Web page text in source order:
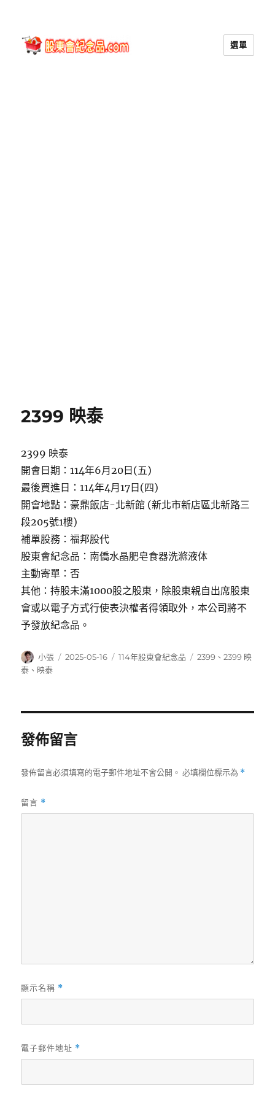
選單
2399 映泰
2399 映泰
開會日期：114年6月20日(五)
最後買進日：114年4月17日(四)
開會地點：豪鼎飯店-北新館 (新北市新店區北新路三
段205號1樓)
補單股務：福邦股代
股東會紀念品：南僑水晶肥皂食器洗滌液体
主動寄單：否
其他：持股未滿1000股之股東，除股東親自出席股東
會或以電子方式行使表決權者得領取外，本公司將不
予發放紀念品。
作
者
小張
發
2025-05-16
分
114年股東會紀念品
標
2399 、2399 映
泰 、 映泰
發佈留言
發佈留言必須填寫的電子郵件地址不會公開。 必填欄位標示為 *
留言 *
顯示名稱 *
電子郵件地址 *